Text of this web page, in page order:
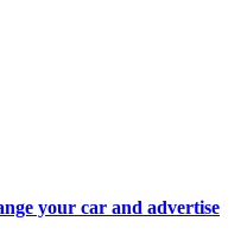
your car and advertise